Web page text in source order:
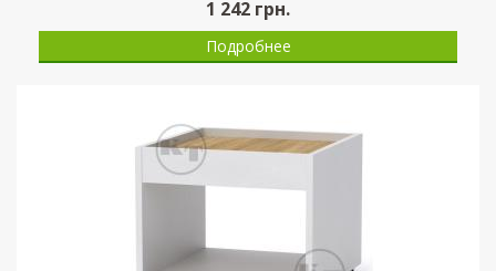
1 242 грн.
Подробнее